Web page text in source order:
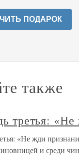
ПОДАРОК
также
третья:
«Не жди
и среди